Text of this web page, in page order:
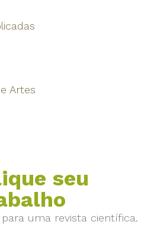
Artes
seu
uma revista científica.